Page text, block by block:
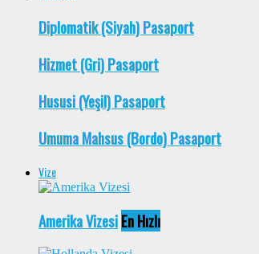
Diplomatik (Siyah) Pasaport
Hizmet (Gri) Pasaport
Hususi (Yeşil) Pasaport
Umuma Mahsus (Bordo) Pasaport
Vize
Amerika VizesiEn Hızlı